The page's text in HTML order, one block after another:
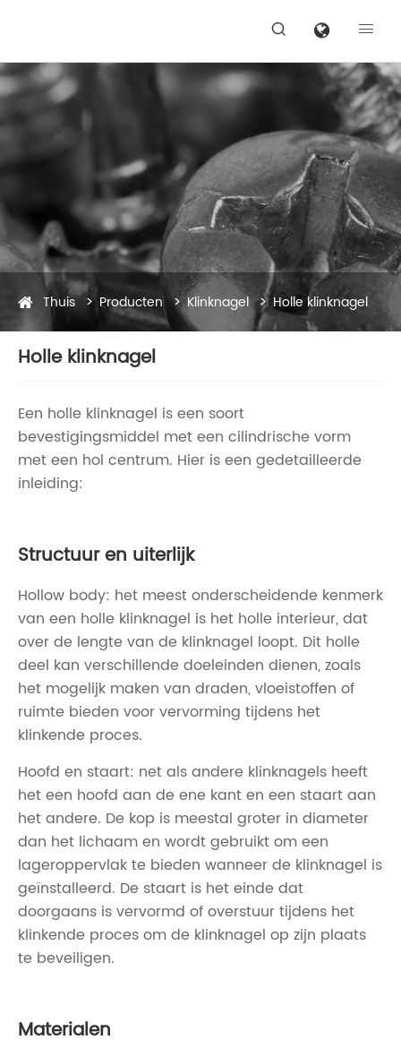
 
Thuis Producten Klinknagel Holle klinknagel
Holle klinknagel
Een holle klinknagel is een soort
bevestigingsmiddel met een cilindrische vorm
met een hol centrum. Hier is een gedetailleerde
inleiding:
Structuur en uiterlijk
Hollow body: het meest onderscheidende kenmerk
van een holle klinknagel is het holle interieur, dat
over de lengte van de klinknagel loopt. Dit holle
deel kan verschillende doeleinden dienen, zoals
het mogelijk maken van draden, vloeistoffen of
ruimte bieden voor vervorming tijdens het
klinkende proces.
Hoofd en staart: net als andere klinknagels heeft
het een hoofd aan de ene kant en een staart aan
het andere. De kop is meestal groter in diameter
dan het lichaam en wordt gebruikt om een ​​
lageroppervlak te bieden wanneer de klinknagel is
geïnstalleerd. De staart is het einde dat
doorgaans is vervormd of overstuur tijdens het
klinkende proces om de klinknagel op zijn plaats
te beveiligen.
Materialen